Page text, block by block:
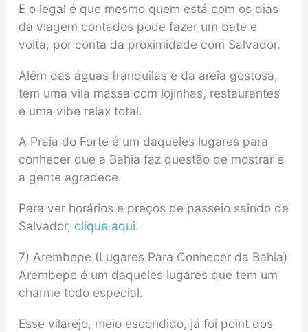
E o legal é que mesmo quem está com os dias
da viagem contados pode fazer um bate e
volta, por conta da proximidade com Salvador.
Além das águas tranquilas e da areia gostosa,
tem uma vila massa com lojinhas, restaurantes
e uma vibe relax total.
A Praia do Forte é um daqueles lugares para
conhecer que a Bahia faz questão de mostrar e
a gente agradece.
Para ver horários e preços de passeio saindo de
Salvador, clique aqui.
7) Arembepe (Lugares Para Conhecer da Bahia)
Arembepe é um daqueles lugares que tem um
charme todo especial.
Esse vilarejo, meio escondido, já foi point dos